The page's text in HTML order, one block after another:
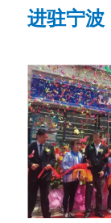
进驻宁波